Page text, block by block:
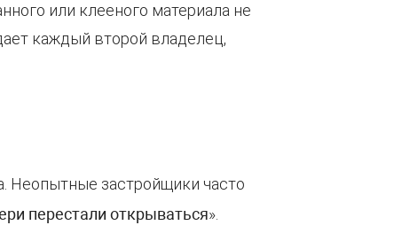
или клееного материала не
каждый второй владелец,
Неопытные застройщики часто
перестали открываться».